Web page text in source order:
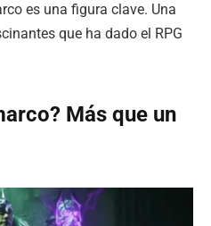
es una figura clave. Una
que ha dado el RPG
Más que un